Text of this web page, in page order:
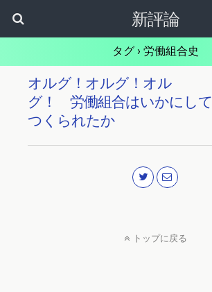
新評論
タグ › 労働組合史
オルグ！オルグ！オル
グ！ 労働組合はいかにして
つくられたか
トップに戻る